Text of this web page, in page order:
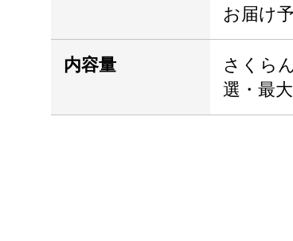
お届け
内容量
さくら
選・最